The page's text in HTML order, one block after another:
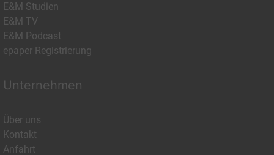
E&M Studien
E&M TV
E&M Podcast
epaper Registrierung
Unternehmen
Über uns
Kontakt
Anfahrt